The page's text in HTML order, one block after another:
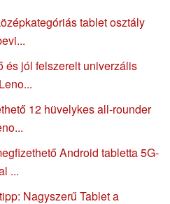
tablet osztály
és jól felszerelt univerzális
12 hüvelykes all-rounder
Android tabletta 5G-
...
Nagyszerű Tablet a